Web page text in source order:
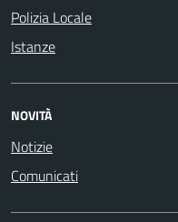
Polizia Locale
Istanze
NOVITÀ
Notizie
Comunicati